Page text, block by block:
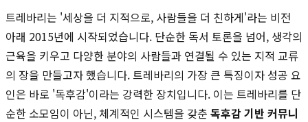
트레바리는 '세상을 더 지적으로, 사람들을 더 친하게'라는 비전
아래 2015년에 시작되었습니다. 단순한 독서 토론을 넘어, 생각의
근육을 키우고 다양한 분야의 사람들과 연결될 수 있는 지적 교류
의 장을 만들고자 했습니다. 트레바리의 가장 큰 특징이자 성공 요
인은 바로 '독후감'이라는 강력한 장치입니다. 이는 트레바리를 단
순한 소모임이 아닌, 체계적인 시스템을 갖춘 독후감 기반 커뮤니